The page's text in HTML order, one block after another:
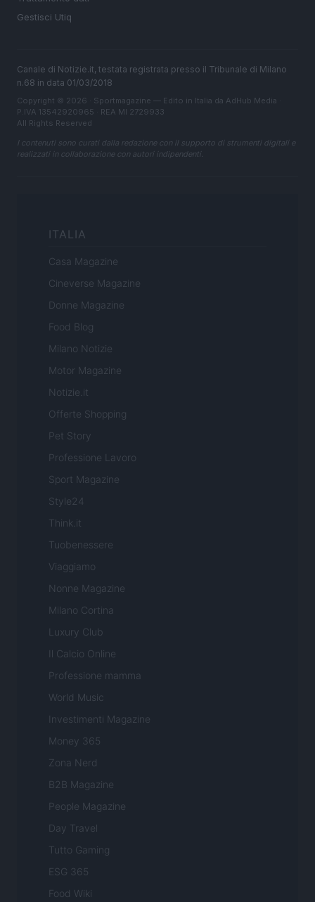
Gestisci Utiq
Canale di Notizie.it, testata registrata presso il Tribunale di Milano
n.68 in data 01/03/2018
Copyright © 2026 · Sportmagazine — Edito in Italia da AdHub Media
P.IVA 13542920965 · REA MI 2729933
All Rights Reserved
I contenuti sono curati dalla redazione con il supporto di strumenti digitali e
realizzati in collaborazione con autori indipendenti.
ITALIA
Casa Magazine
Cineverse Magazine
Donne Magazine
Food Blog
Milano Notizie
Motor Magazine
Notizie.it
Offerte Shopping
Pet Story
Professione Lavoro
Sport Magazine
Style24
Think.it
Tuobenessere
Viaggiamo
Nonne Magazine
Milano Cortina
Luxury Club
Il Calcio Online
Professione mamma
World Music
Investimenti Magazine
Money 365
Zona Nerd
B2B Magazine
People Magazine
Day Travel
Tutto Gaming
ESG 365
Food Wiki